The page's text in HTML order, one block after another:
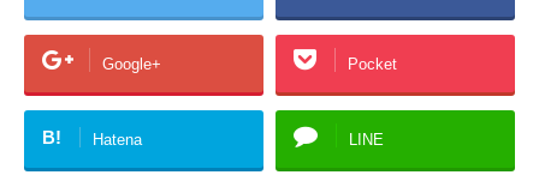
Google+ Pocket
B! Hatena LINE